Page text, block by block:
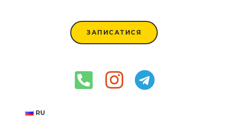
ЗАПИСАТИСЯ
RU